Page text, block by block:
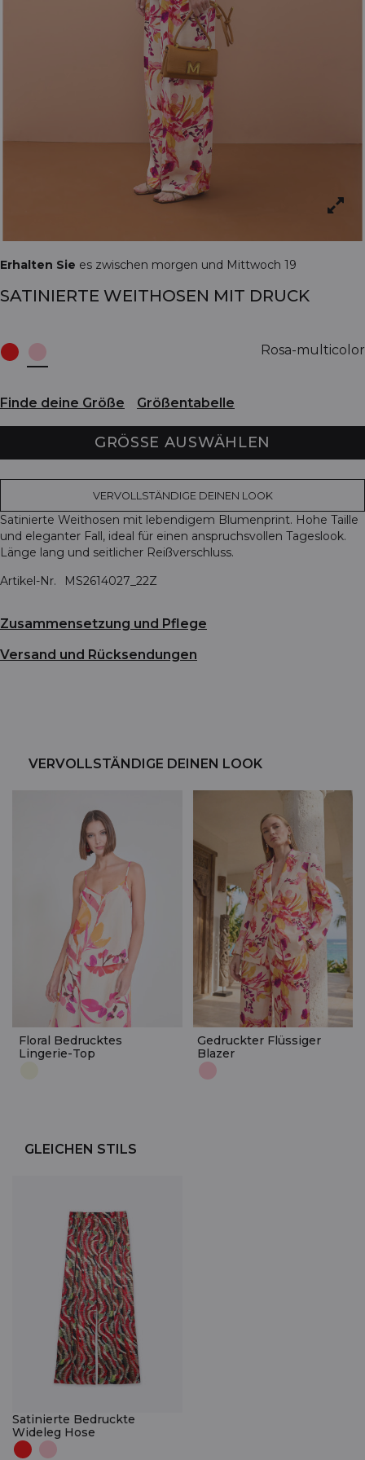
Erhalten Sie es zwischen morgen und Mittwoch 19
SATINIERTE WEITHOSEN MIT DRUCK
Rosa-multicolor
Finde deine Größe Größentabelle
GRÖSSE AUSWÄHLEN
VERVOLLSTÄNDIGE DEINEN LOOK
Satinierte Weithosen mit lebendigem Blumenprint. Hohe Taille
und eleganter Fall, ideal für einen anspruchsvollen Tageslook.
Länge lang und seitlicher Reißverschluss.
Artikel-Nr.
MS2614027_22Z
Zusammensetzung und Pflege
Versand und Rücksendungen
VERVOLLSTÄNDIGE DEINEN LOOK
Floral Bedrucktes
Lingerie-Top
Gedruckter Flüssiger
Blazer
GLEICHEN STILS
Satinierte Bedruckte
Wideleg Hose